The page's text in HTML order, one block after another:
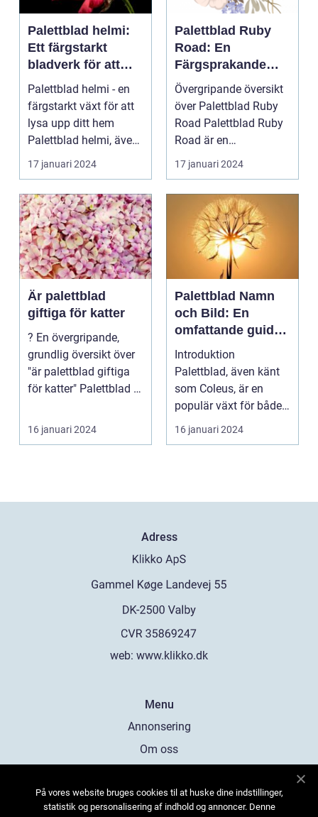
Palettblad helmi:
Ett färgstarkt
bladverk för att
lysa upp ditt hem
Palettblad helmi - en
färgstarkt växt för att
lysa upp ditt hem
Palettblad helmi, även
känt som col...
17 januari 2024
Palettblad Ruby
Road: En
Färgsprakande
Favorit för
Hemmet
Övergripande översikt
över Palettblad Ruby
Road Palettblad Ruby
Road är en
prydnadsväxt som har
bli...
17 januari 2024
Är palettblad
giftiga för katter
? En övergripande,
grundlig översikt över
"är palettblad giftiga
för katter" Palettblad är
16 januari 2024
Palettblad Namn
och Bild: En
omfattande guide
för
trädgårdsälskare
Introduktion
Palettblad, även känt
som Coleus, är en
populär växt för både
inomhus och
utomhusbruk. ...
16 januari 2024
Adress
web: www.klikko.dk
Menu
Annonsering
Om oss
Kontakta oss
På vores website bruges cookies til at huske dine indstillinger,
statistik og personalisering af indhold og annoncer. Denne